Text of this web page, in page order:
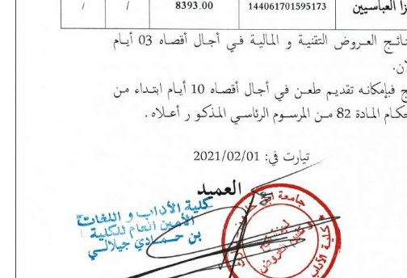
إعلان عن
2026/10
إعلان عن
استشارة رقم
2026/09
2026-07-20